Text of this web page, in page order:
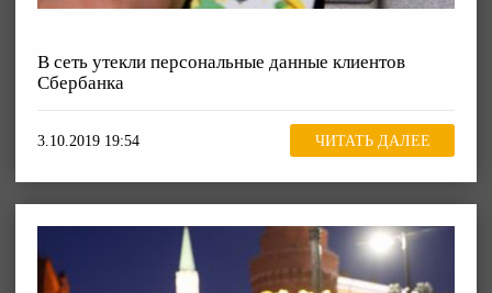
В сеть утекли персональные данные клиентов
Сбербанка
3.10.2019 19:54 ЧИТАТЬ ДАЛЕЕ